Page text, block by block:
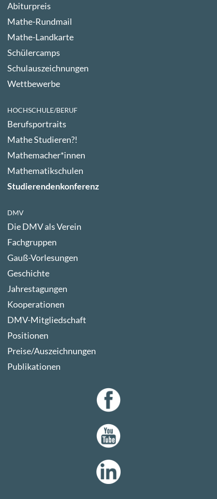
Abiturpreis
Mathe-Rundmail
Mathe-Landkarte
Schülercamps
Schulauszeichnungen
Wettbewerbe
HOCHSCHULE/BERUF
Berufsportraits
Mathe Studieren?!
Mathemacher*innen
Mathematikschulen
Studierendenkonferenz
DMV
Die DMV als Verein
Fachgruppen
Gauß-Vorlesungen
Geschichte
Jahrestagungen
Kooperationen
DMV-Mitgliedschaft
Positionen
Preise/Auszeichnungen
Publikationen